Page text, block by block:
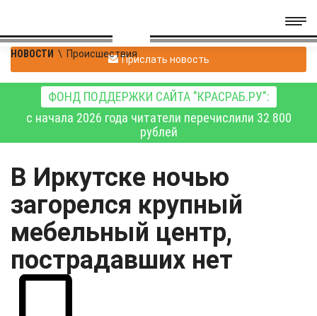
НОВОСТИ \ ПроисшествияПрислать новость
ФОНД ПОДДЕРЖКИ САЙТА "КРАСРАБ.РУ":
с начала 2026 года читатели перечислили 32 800
рублей
В Иркутске ночью
загорелся крупный
мебельный центр,
пострадавших нет